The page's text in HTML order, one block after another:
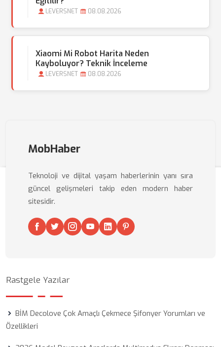
LEVERSNET 08.08.2026
Xiaomi Mi Robot Harita Neden
Kayboluyor? Teknik İnceleme
LEVERSNET 08.08.2026
MobHaber
Teknoloji ve dijital yaşam haberlerinin yanı sıra
güncel gelişmeleri takip eden modern haber
sitesidir.
Rastgele Yazılar
BİM Decolove Çok Amaçlı Çekmece Şifonyer Yorumları ve
Özellikleri